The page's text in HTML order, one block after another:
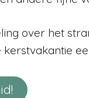
over het